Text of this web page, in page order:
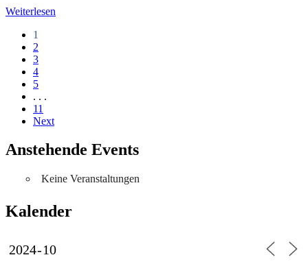
Weiterlesen
1
2
3
4
5
. . .
11
Next
Anstehende Events
Keine Veranstaltungen
Kalender